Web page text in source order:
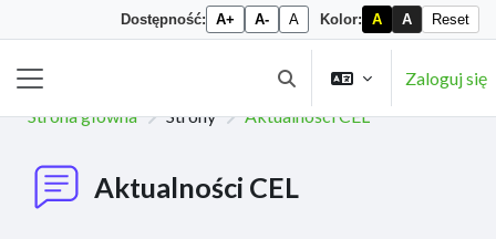
Dostępność: A+ A- A Kolor: A A Reset
Przełącznik wyszukiwarki
Zaloguj się
Strona główna
Strony Aktualności CEL
Aktualności CEL